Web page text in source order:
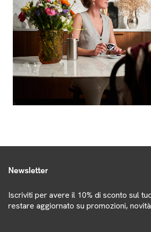
Newsletter
Iscriviti per avere il 10% di sconto sul
restare aggiornato su promozioni,